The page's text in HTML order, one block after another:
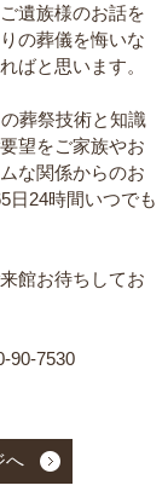
遺族様のお話を
の葬儀を悔いな
ばと思います。
葬祭技術と知識
望をご家族やお
な関係からのお
日24時間いつでも
館お待ちしてお
90-7530
へ